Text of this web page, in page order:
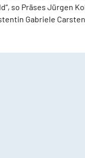
so Präses Jürgen
Gabriele